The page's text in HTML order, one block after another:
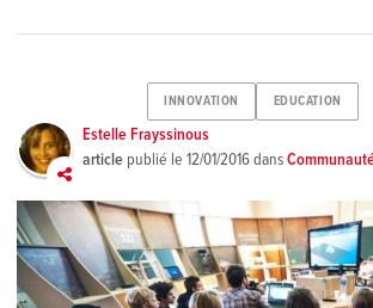
INNOVATION EDUCATION
Estelle Frayssinous
article publié le12/01/2016dans